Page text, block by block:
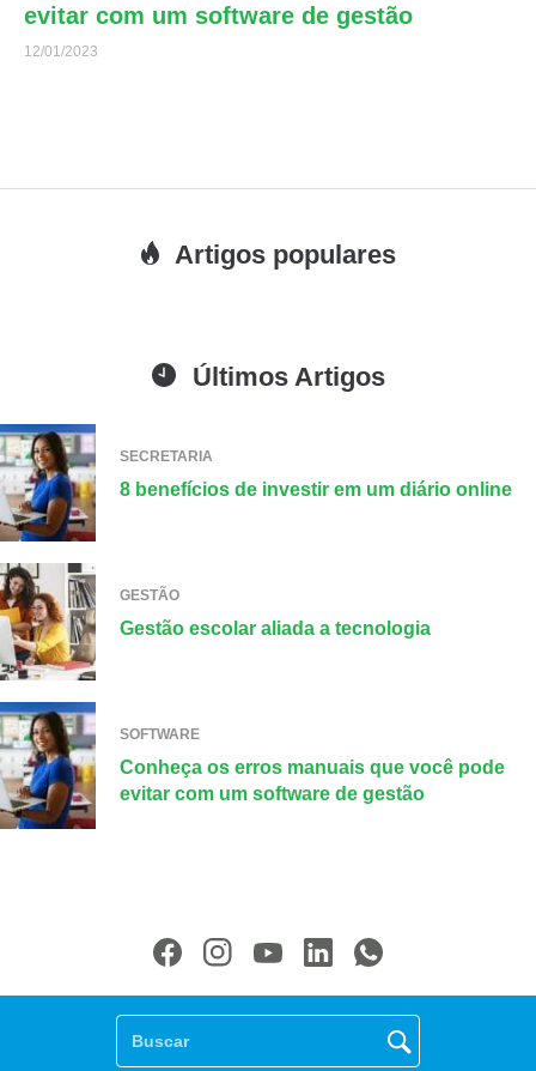
evitar com um software de gestão
12/01/2023
Artigos populares
Últimos Artigos
SECRETARIA
8 benefícios de investir em um diário online
GESTÃO
Gestão escolar aliada a tecnologia
SOFTWARE
Conheça os erros manuais que você pode
evitar com um software de gestão